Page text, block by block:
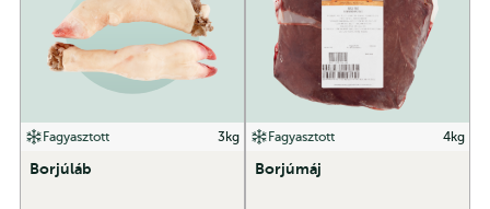
Fagyasztott 3kg
Borjúláb
Fagyasztott 4kg
Borjúmáj